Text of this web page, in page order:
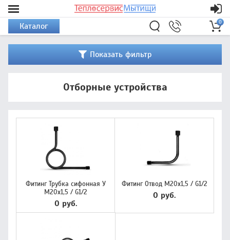
Каталог 0
Показать фильтр
Отборные устройства
Фитинг Трубка сифонная У
М20х1,5 / G1/2
0 руб.
Фитинг Отвод М20х1,5 / G1/2
0 руб.